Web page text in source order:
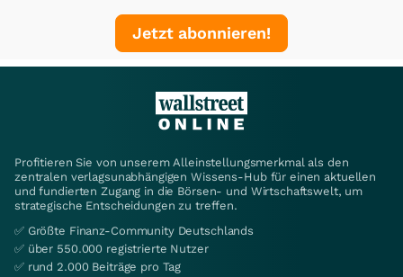
Jetzt abonnieren!
Profitieren Sie von unserem Alleinstellungsmerkmal als den
zentralen verlagsunabhängigen Wissens-Hub für einen aktuellen
und fundierten Zugang in die Börsen- und Wirtschaftswelt, um
strategische Entscheidungen zu treffen.
✅ Größte Finanz-Community Deutschlands
✅ über 550.000 registrierte Nutzer
✅ rund 2.000 Beiträge pro Tag